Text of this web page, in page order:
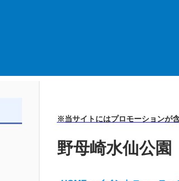
※当サイトにはプロモーションが
野母崎水仙公園